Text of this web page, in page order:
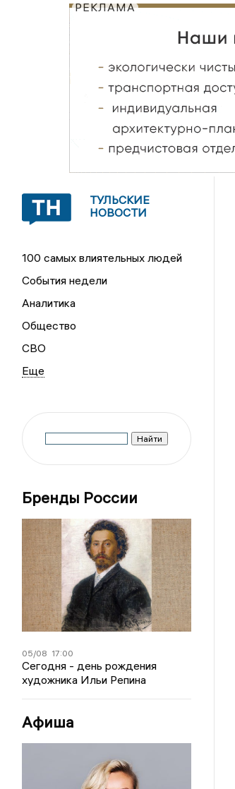
РЕКЛАМА
ТУЛЬСКИЕ
НОВОСТИ
100 самых влиятельных людей
События недели
Аналитика
Общество
СВО
Бренды России
05/08 17:00
Сегодня - день рождения
художника Ильи Репина
Афиша